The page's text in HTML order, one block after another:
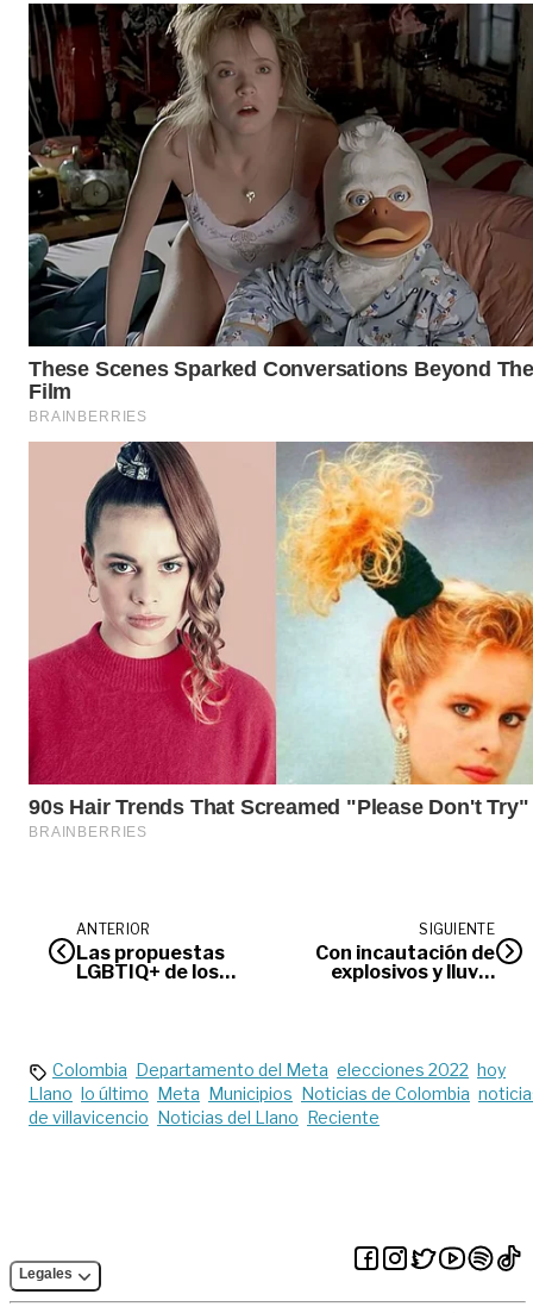
ANTERIOR
Las propuestas
LGBTIQ+ de los
SIGUIENTE
Con incautación de
explosivos y lluvia
Colombia Departamento del Meta elecciones 2022 hoy
Llano lo último Meta Municipios Noticias de Colombia
de villavicencio Noticias del Llano Reciente
Legales